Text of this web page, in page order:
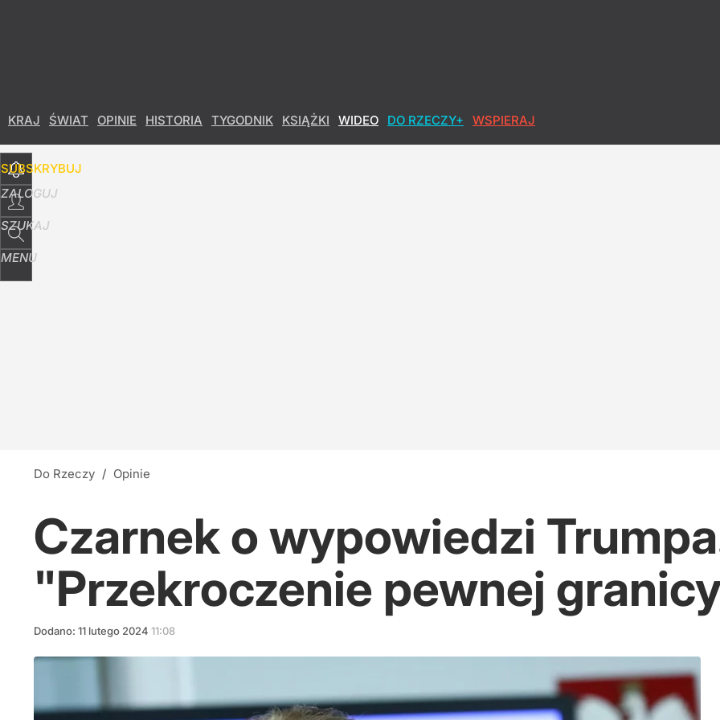
KRAJ ŚWIAT OPINIE HISTORIA TYGODNIK KSIĄŻKI WIDEO DO RZECZY+ WSPIERAJ
SUBSKRYBUJ
ZALOGUJ
SZUKAJ
MENU
Do Rzeczy / Opinie
Czarnek o wypowiedzi
"Przekroczenie pewnej
Dodano: 11 lutego 2024 11:08